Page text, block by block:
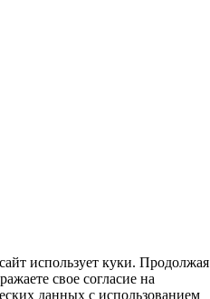
использует куки. Продолжая
свое согласие на
данных с использованием